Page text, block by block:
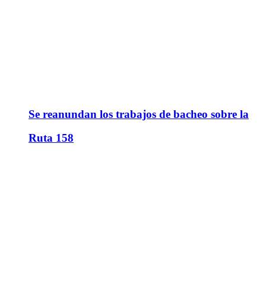
Se reanundan los trabajos de bacheo sobre la
Ruta 158